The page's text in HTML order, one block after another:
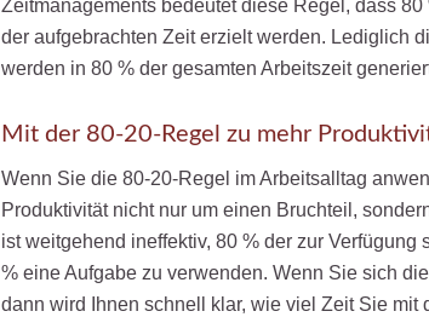
Zeitmanagements bedeutet diese Regel, dass
der aufgebrachten Zeit erzielt werden. Lediglich
werden in 80 % der gesamten Arbeitszeit
Mit der 80-20-Regel zu mehr
Wenn Sie die 80-20-Regel im Arbeitsalltag
Produktivität nicht nur um einen Bruchteil,
ist weitgehend ineffektiv, 80 % der zur Verfügung
% eine Aufgabe zu verwenden. Wenn Sie sich
dann wird Ihnen schnell klar, wie viel Zeit Sie mit